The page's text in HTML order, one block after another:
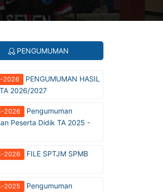
PENGUMUMAN
2026
PENGUMUMAN HASIL
2026/2027
2026
Pengumuman
Peserta Didik TA 2025 -
2026
FILE SPTJM SPMB
2025
Pengumuman